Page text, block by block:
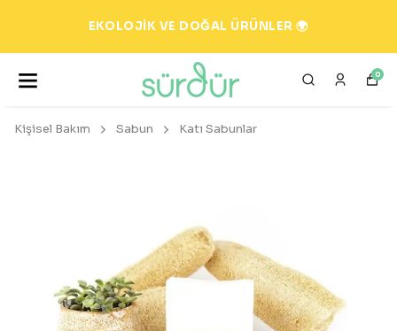
EKOLOJİK VE DOĞAL ÜRÜNLER 🌍
0
Kişisel Bakım Sabun Katı Sabunlar